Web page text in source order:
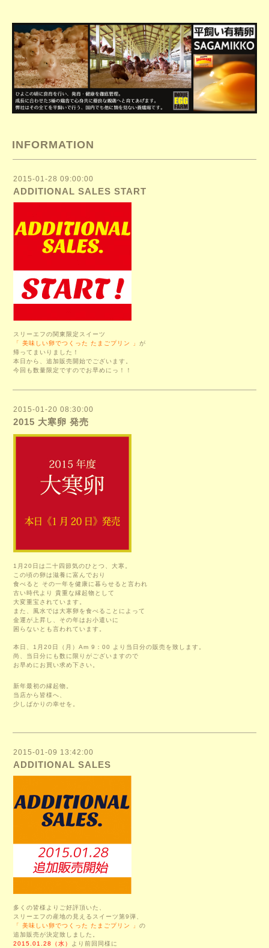
INFORMATION
2015-01-28 09:00:00
ADDITIONAL SALES START
スリーエフの関東限定スイーツ
「 美味しい卵でつくった たまごプリン 」 が
帰ってまいりました！
本日から、追加販売開始でございます。
今回も数量限定ですのでお早めにっ！！
2015-01-20 08:30:00
2015 大寒卵 発売
1月20日は 二十四節気のひとつ、大寒。
この頃の卵は滋養に富んでおり
食べると その一年を健康に暮らせると言われ
古い時代より 貴重な縁起物として
大変重宝されています。
また、風水では大寒卵を食べることによって
金運が上昇し、その年はお小遣いに
困らないとも言われています。
本日、1月20日（月）Am 9：00 より当日分の販売を致します。
尚、当日分にも数に限りがございますので
お早めにお買い求め下さい。
新年最初の縁起物。
当店から皆様へ、
少しばかりの幸せを。
2015-01-09 13:42:00
ADDITIONAL SALES
多くの皆様よりご好評頂いた、
スリーエフの産地の見えるスイーツ第9弾、
「 美味しい卵でつくった たまごプリン 」 の
追加販売が決定致しました。
2015.01.28（水）
より前回同様に